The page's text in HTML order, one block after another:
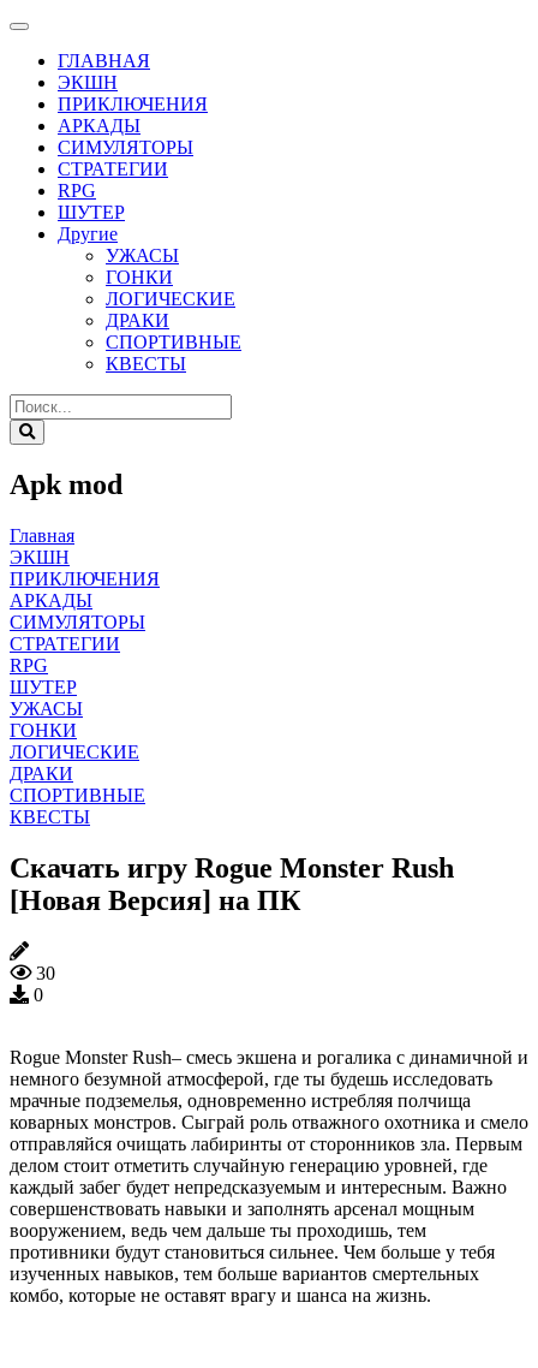
ГЛАВНАЯ
ЭКШН
ПРИКЛЮЧЕНИЯ
АРКАДЫ
СИМУЛЯТОРЫ
СТРАТЕГИИ
RPG
ШУТЕР
Другие
УЖАСЫ
ГОНКИ
ЛОГИЧЕСКИЕ
ДРАКИ
СПОРТИВНЫЕ
КВЕСТЫ
Apk mod
Главная
ЭКШН
ПРИКЛЮЧЕНИЯ
АРКАДЫ
СИМУЛЯТОРЫ
СТРАТЕГИИ
RPG
ШУТЕР
УЖАСЫ
ГОНКИ
ЛОГИЧЕСКИЕ
ДРАКИ
СПОРТИВНЫЕ
КВЕСТЫ
Скачать игру Rogue Monster Rush
[Новая Версия] на ПК
30
0
Rogue Monster Rush– смесь экшена и рогалика с динамичной и
немного безумной атмосферой, где ты будешь исследовать
мрачные подземелья, одновременно истребляя полчища
коварных монстров. Сыграй роль отважного охотника и смело
отправляйся очищать лабиринты от сторонников зла. Первым
делом стоит отметить случайную генерацию уровней, где
каждый забег будет непредсказуемым и интересным. Важно
совершенствовать навыки и заполнять арсенал мощным
вооружением, ведь чем дальше ты проходишь, тем
противники будут становиться сильнее. Чем больше у тебя
изученных навыков, тем больше вариантов смертельных
комбо, которые не оставят врагу и шанса на жизнь.